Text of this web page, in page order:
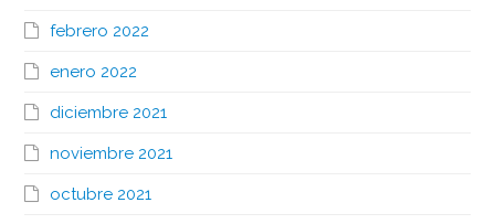
febrero 2022
enero 2022
diciembre 2021
noviembre 2021
octubre 2021